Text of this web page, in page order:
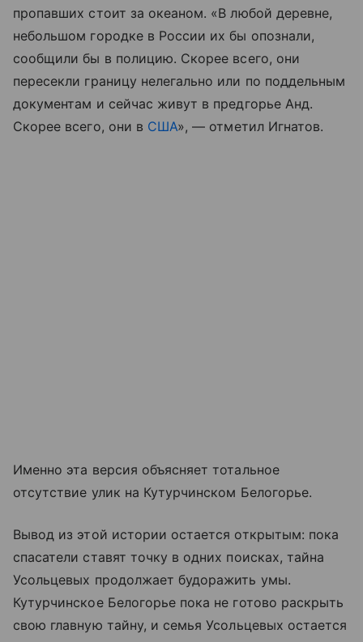
пропавших стоит за океаном. «В любой деревне,
небольшом городке в России их бы опознали,
сообщили бы в полицию. Скорее всего, они
пересекли границу нелегально или по поддельным
документам и сейчас живут в предгорье Анд.
Скорее всего, они в США», — отметил Игнатов.
Именно эта версия объясняет тотальное
отсутствие улик на Кутурчинском Белогорье.
Вывод из этой истории остается открытым: пока
спасатели ставят точку в одних поисках, тайна
Усольцевых продолжает будоражить умы.
Кутурчинское Белогорье пока не готово раскрыть
свою главную тайну, и семья Усольцевых остается